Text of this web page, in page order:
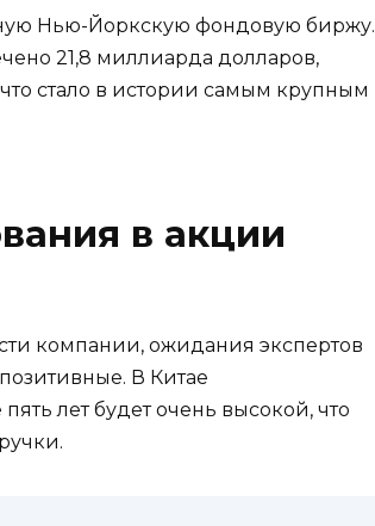
Нью-Йоркскую фондовую биржу.
21,8 миллиарда долларов,
стало в истории самым крупным
в акции
компании, ожидания экспертов
В Китае
лет будет очень высокой, что